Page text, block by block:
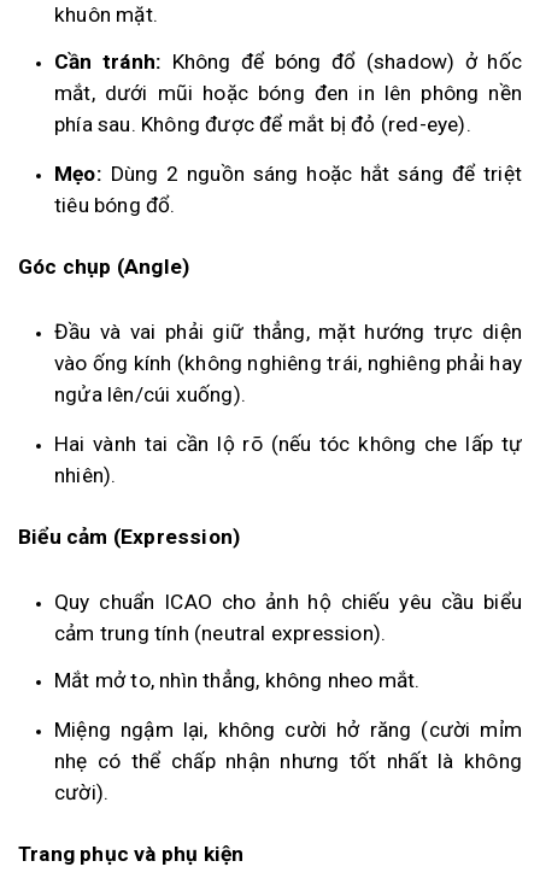
khuôn mặt.
Cần tránh: Không để bóng đổ (shadow) ở hốc
mắt, dưới mũi hoặc bóng đen in lên phông nền
phía sau. Không được để mắt bị đỏ (red-eye).
Mẹo: Dùng 2 nguồn sáng hoặc hắt sáng để triệt
tiêu bóng đổ.
Góc chụp (Angle)
Đầu và vai phải giữ thẳng, mặt hướng trực diện
vào ống kính (không nghiêng trái, nghiêng phải hay
ngửa lên/cúi xuống).
Hai vành tai cần lộ rõ (nếu tóc không che lấp tự
nhiên).
Biểu cảm (Expression)
Quy chuẩn ICAO cho ảnh hộ chiếu yêu cầu biểu
cảm trung tính (neutral expression).
Mắt mở to, nhìn thẳng, không nheo mắt.
Miệng ngậm lại, không cười hở răng (cười mỉm
nhẹ có thể chấp nhận nhưng tốt nhất là không
cười).
Trang phục và phụ kiện